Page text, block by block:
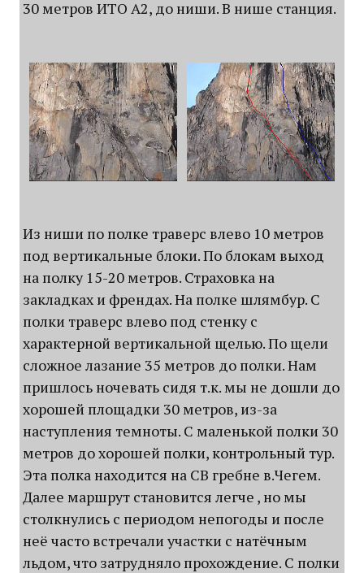
30 метров ИТО А2, до ниши. В нише станция.
Из ниши по полке траверс влево 10 метров
под вертикальные блоки. По блокам выход
на полку 15-20 метров. Страховка на
закладках и френдах. На полке шлямбур. С
полки траверс влево под стенку с
характерной вертикальной щелью. По щели
сложное лазание 35 метров до полки. Нам
пришлось ночевать сидя т.к. мы не дошли до
хорошей площадки 30 метров, из-за
наступления темноты. С маленькой полки 30
метров до хорошей полки, контрольный тур.
Эта полка находится на СВ гребне в.Чегем.
Далее маршрут становится легче , но мы
столкнулись с периодом непогоды и после
неё часто встречали участки с натёчным
льдом, что затрудняло прохождение. С полки